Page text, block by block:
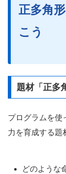
正多角
こう
題材「正多
プログラムを使
力を育成する題
どのような